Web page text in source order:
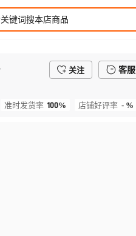
关注 客服
准时发货率 100% 店铺好评率 - %